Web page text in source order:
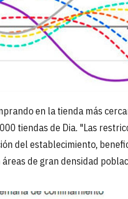
en la tienda más
tiendas de Dia. "Las
del establecimiento,
de gran densidad